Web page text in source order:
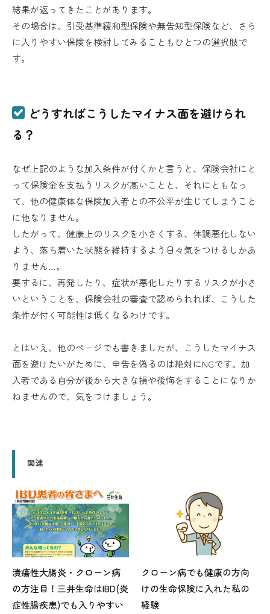
結果が返ってきたことがあります。
その場合は、引受基準緩和型保険や無告知型保険など、さら
に入りやすい保険を検討してみることもひとつの選択肢で
す。
どうすればこうしたマイナス面を避けられ
る？
なぜ上記のような加入条件が付くかと言うと、保険会社にと
って保険金を支払うリスクが高いことと、それにともなっ
て、他の健康体な保険加入者との不公平が生じてしまうこと
に他なりません。
したがって、健康上のリスクを小さくする、体調悪化しない
よう、落ち着いた状態を維持するよう日々気をつけるしかあ
りません…。
要するに、再発したり、症状が悪化したりするリスクが小さ
いということを、保険会社の審査で認められれば、こうした
条件が付く可能性は低くなるわけです。
とはいえ、他のページでも書きましたが、こうしたマイナス
面を避けたいがために、申告を偽るのは絶対にNGです。加
入者である自分が後から大きな損や後悔をすることになりか
ねませんので、気をつけましょう。
関連
潰瘍性大腸炎・クローン病
の方注目！三井生命はIBD(炎
症性腸疾患)でも入りやすい
クローン病でも健康の方向
けの生命保険に入れた私の
経験